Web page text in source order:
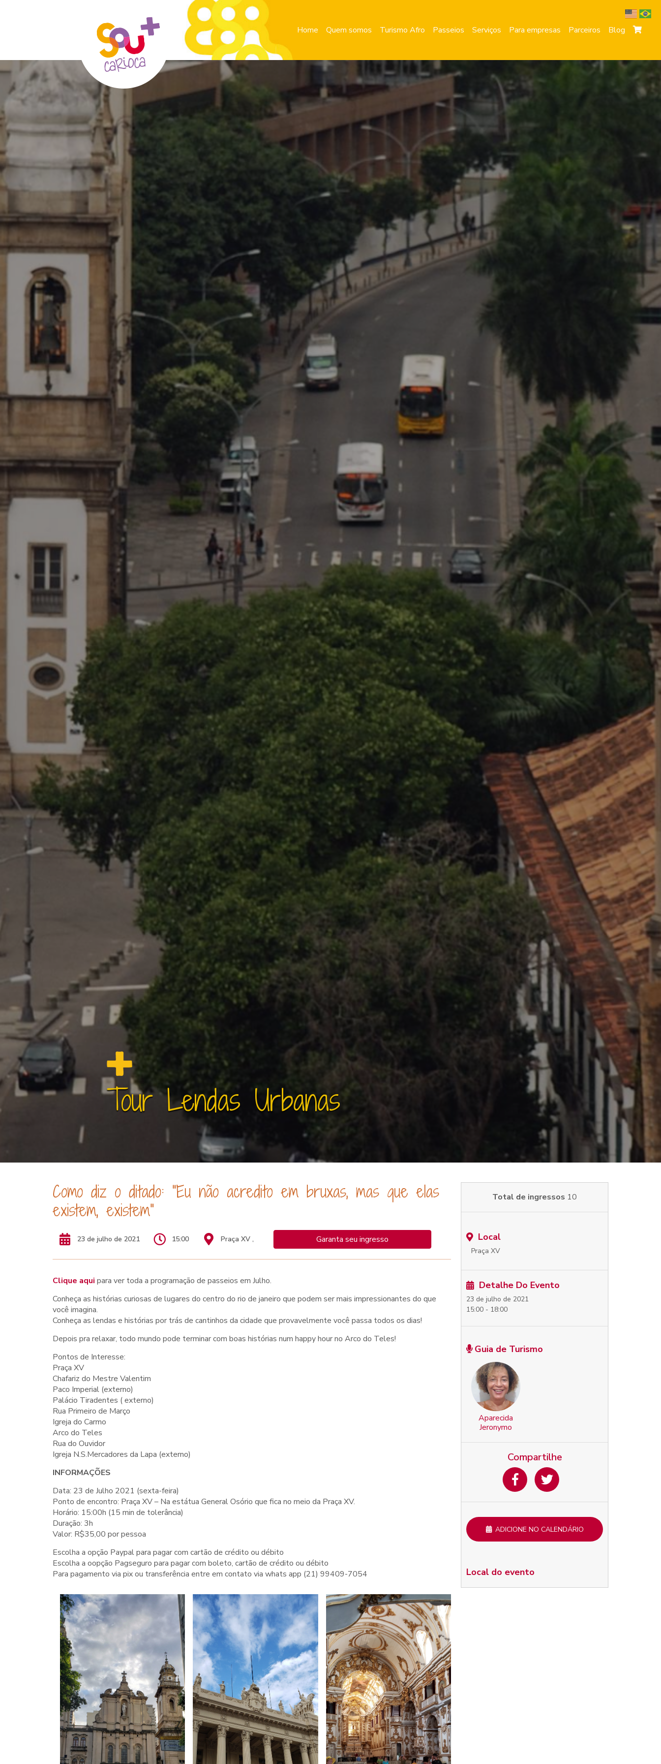
Home Quem somos Turismo Afro Passeios Serviços Para empresas Parceiros Blog
Tour Lendas Urbanas
Como diz o ditado: "Eu não acredito em bruxas, mas que elas
existem, existem"
23 de julho de 2021 15:00 Praça XV , Garanta seu ingresso
Clique aqui para ver toda a programação de passeios em Julho.
Conheça as histórias curiosas de lugares do centro do rio de janeiro que podem ser mais impressionantes do que
você imagina.
Conheça as lendas e histórias por trás de cantinhos da cidade que provavelmente você passa todos os dias!
Depois pra relaxar, todo mundo pode terminar com boas histórias num happy hour no Arco do Teles!
Pontos de Interesse:
Praça XV
Chafariz do Mestre Valentim
Paco Imperial (externo)
Palácio Tiradentes ( externo)
Rua Primeiro de Março
Igreja do Carmo
Arco do Teles
Rua do Ouvidor
Igreja N.S.Mercadores da Lapa (externo)
INFORMAÇÕES
Data: 23 de Julho 2021 (sexta-feira)
Ponto de encontro: Praça XV – Na estátua General Osório que fica no meio da Praça XV.
Horário: 15:00h (15 min de tolerância)
Duração: 3h
Valor: R$35,00 por pessoa
Escolha a opção Paypal para pagar com cartão de crédito ou débito
Escolha a oopção Pagseguro para pagar com boleto, cartão de crédito ou débito
Para pagamento via pix ou transferência entre em contato via whats app (21) 99409-7054
Total de ingressos 10
Local
Praça XV
Detalhe Do Evento
23 de julho de 2021
15:00 - 18:00
Guia de Turismo
Aparecida
Jeronymo
Compartilhe
ADICIONE NO CALENDÁRIO
Local do evento